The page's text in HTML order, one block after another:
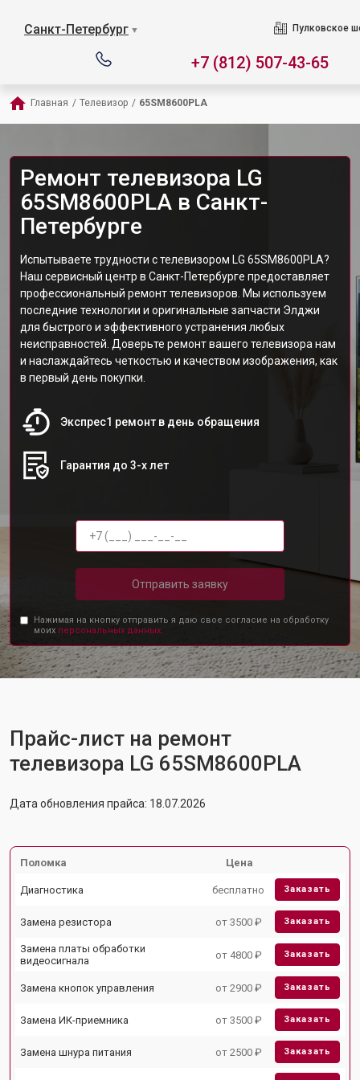
Санкт-Петербург ▼ Пулковское
+7 (812) 507-43-65
Главная / Телевизор / 65SM8600PLA
Ремонт телевизора LG
65SM8600PLA в Санкт-
Петербурге
Испытываете трудности с телевизором LG 65SM8600PLA?
Наш сервисный центр в Санкт-Петербурге предоставляет
профессиональный ремонт телевизоров. Мы используем
последние технологии и оригинальные запчасти Элджи
для быстрого и эффективного устранения любых
неисправностей. Доверьте ремонт вашего телевизора нам
и наслаждайтесь четкостью и качеством изображения, как
в первый день покупки.
Экспрес1 ремонт в день обращения
Гарантия до 3-х лет
Отправить заявку
Нажимая на кнопку отправить я даю свое согласие на обработку
моих персональных данных.
Прайс-лист на ремонт
телевизора LG 65SM8600PLA
Дата обновления прайса: 18.07.2026
Поломка Цена
Диагностика бесплатно Заказать
Замена резистора от 3500 ₽ Заказать
Замена платы обработки
видеосигнала
от 4800 ₽ Заказать
Замена кнопок управления от 2900 ₽ Заказать
Замена ИК-приемника от 3500 ₽ Заказать
Замена шнура питания от 2500 ₽ Заказать